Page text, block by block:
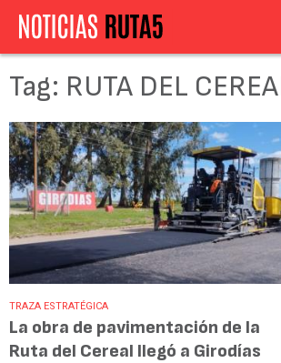
Tag: RUTA DEL
TRAZA ESTRATÉGICA
La obra de pavimentación de la
Ruta del Cereal llegó a Girodías